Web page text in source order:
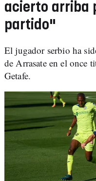
acierto arriba
partido"
El jugador serbio ha
de Arrasate en el once
Getafe.